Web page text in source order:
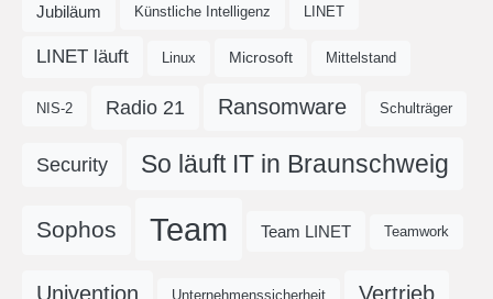
Jubiläum Künstliche Intelligenz LINET
LINET läuft Linux Microsoft Mittelstand
NIS-2 Radio 21 Ransomware Schulträger
Security So läuft IT in Braunschweig
Sophos Team Team LINET Teamwork
Univention Unternehmenssicherheit Vertrieb